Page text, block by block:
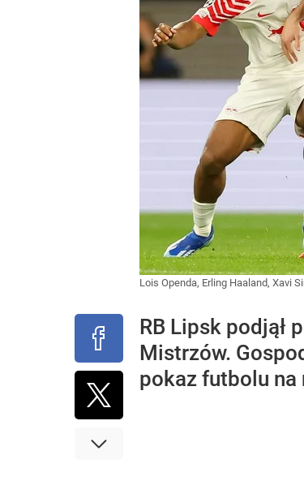
Lois Openda, Erling Haaland, Xavi
RB Lipsk podjął
Mistrzów.
pokaz futbolu